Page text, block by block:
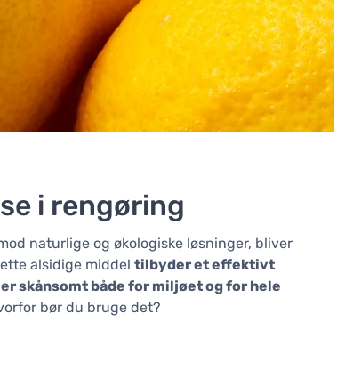
i rengøring
naturlige og økologiske løsninger, bliver
alsidige middel tilbyder et effektivt
skånsomt både for miljøet og for hele
bør du bruge det?